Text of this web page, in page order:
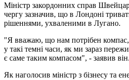
Міністр закордонних справ
чергу зазначив, що в Лондоні
рішеннями, ухваленими в Лугано.
"Я вважаю, що нам потрібен
у такі темні часи, як ми зараз
є саме таким компасом", - заявив він.
Як наголосив міністр з бізнесу та